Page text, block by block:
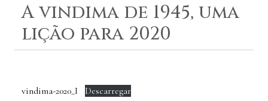
A vindima de 1945, uma
lição para 2020
vindima-2020_I Descarregar